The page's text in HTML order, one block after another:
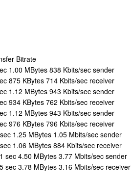
Bitrate
1.00 MBytes 838 Kbits/sec sender
875 KBytes 714 Kbits/sec receiver
1.12 MBytes 943 Kbits/sec sender
934 KBytes 762 Kbits/sec receiver
1.12 MBytes 943 Kbits/sec sender
976 KBytes 796 Kbits/sec receiver
1.25 MBytes 1.05 Mbits/sec sender
1.06 MBytes 884 Kbits/sec receiver
sec 4.50 MBytes 3.77 Mbits/sec sender
sec 3.78 MBytes 3.16 Mbits/sec receiver